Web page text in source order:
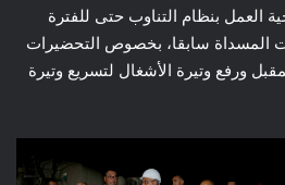
العمل بنظام التناوب حتى للفترة
المسداة سابقا، بخصوص التحضيرات
ورفع وتيرة الأشغال لتسريع وتيرة